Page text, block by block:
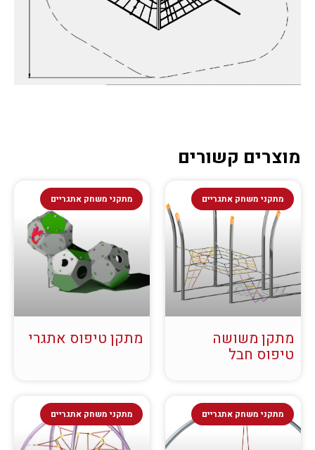
מוצרים קשורים
מתקני משחק אתגריים
מתקן משושה
טיפוס חבל
מתקני משחק אתגריים
מתקן טיפוס אתגרי
מתקני משחק אתגריים מתקני משחק אתגריים